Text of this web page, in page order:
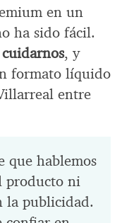
en un
ha sido fácil.
, y
formato líquido
entre
que hablemos
producto ni
la publicidad.